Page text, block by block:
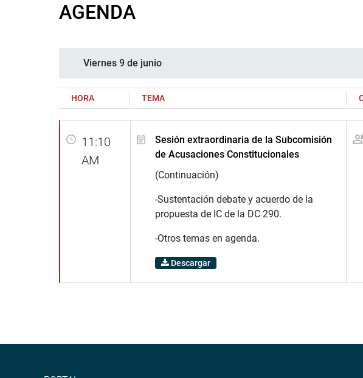
AGENDA
Viernes 9 de junio
HORA TEMA
11:10
AM
Sesión extraordinaria de la Subcomisión
de Acusaciones Constitucionales
(Continuación)
-Sustentación debate y acuerdo de la
propuesta de IC de la DC 290.
-Otros temas en agenda.
Descargar